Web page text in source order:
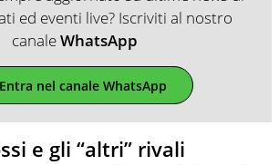
ed eventi live? Iscriviti al nostro
canaleWhatsApp
nel canale WhatsApp
e gli “altri” rivali